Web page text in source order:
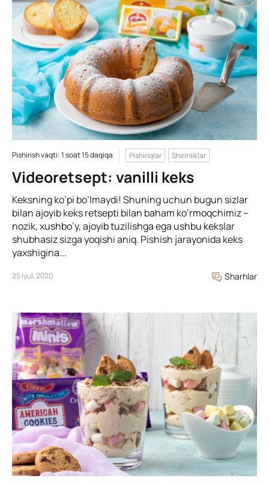
Pishirish vaqti: 1 soat 15 daqiqa Pishiriqlar Shirinliklar
Videoretsept: vanilli keks
Keksning ko’pi bo’lmaydi! Shuning uchun bugun sizlar
bilan ajoyib keks retsepti bilan baham ko’rmoqchimiz –
nozik, xushbo’y, ajoyib tuzilishga ega ushbu kekslar
shubhasiz sizga yoqishi aniq. Pishish jarayonida keks
yaxshigina...
25 Iyul, 2020 Sharhlar